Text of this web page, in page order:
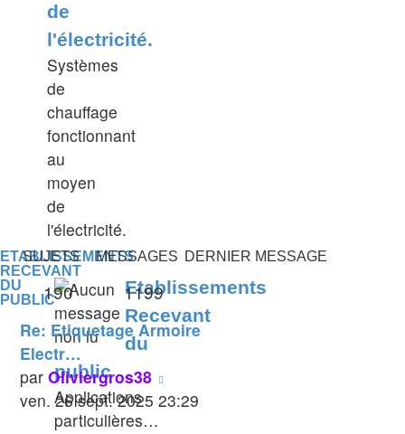
de
l'électricité.
Systèmes
de
chauffage
fonctionnant
au
moyen
de
l'électricité.
ETABLISSEMENTS
RECEVANT
DU
PUBLIC
SUJETS MESSAGES DERNIER MESSAGE
Etablissements
Recevant
du
public
Applications
particulières…
190 1199
Re: Etiquetage Armoire
Electr…
par Oliviergros38
le
ven. 26 sept. 2025 23:29